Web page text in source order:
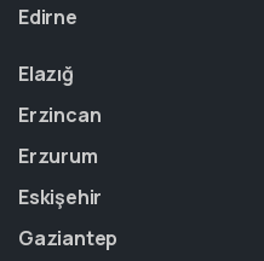
Edirne
Elazığ
Erzincan
Erzurum
Eskişehir
Gaziantep